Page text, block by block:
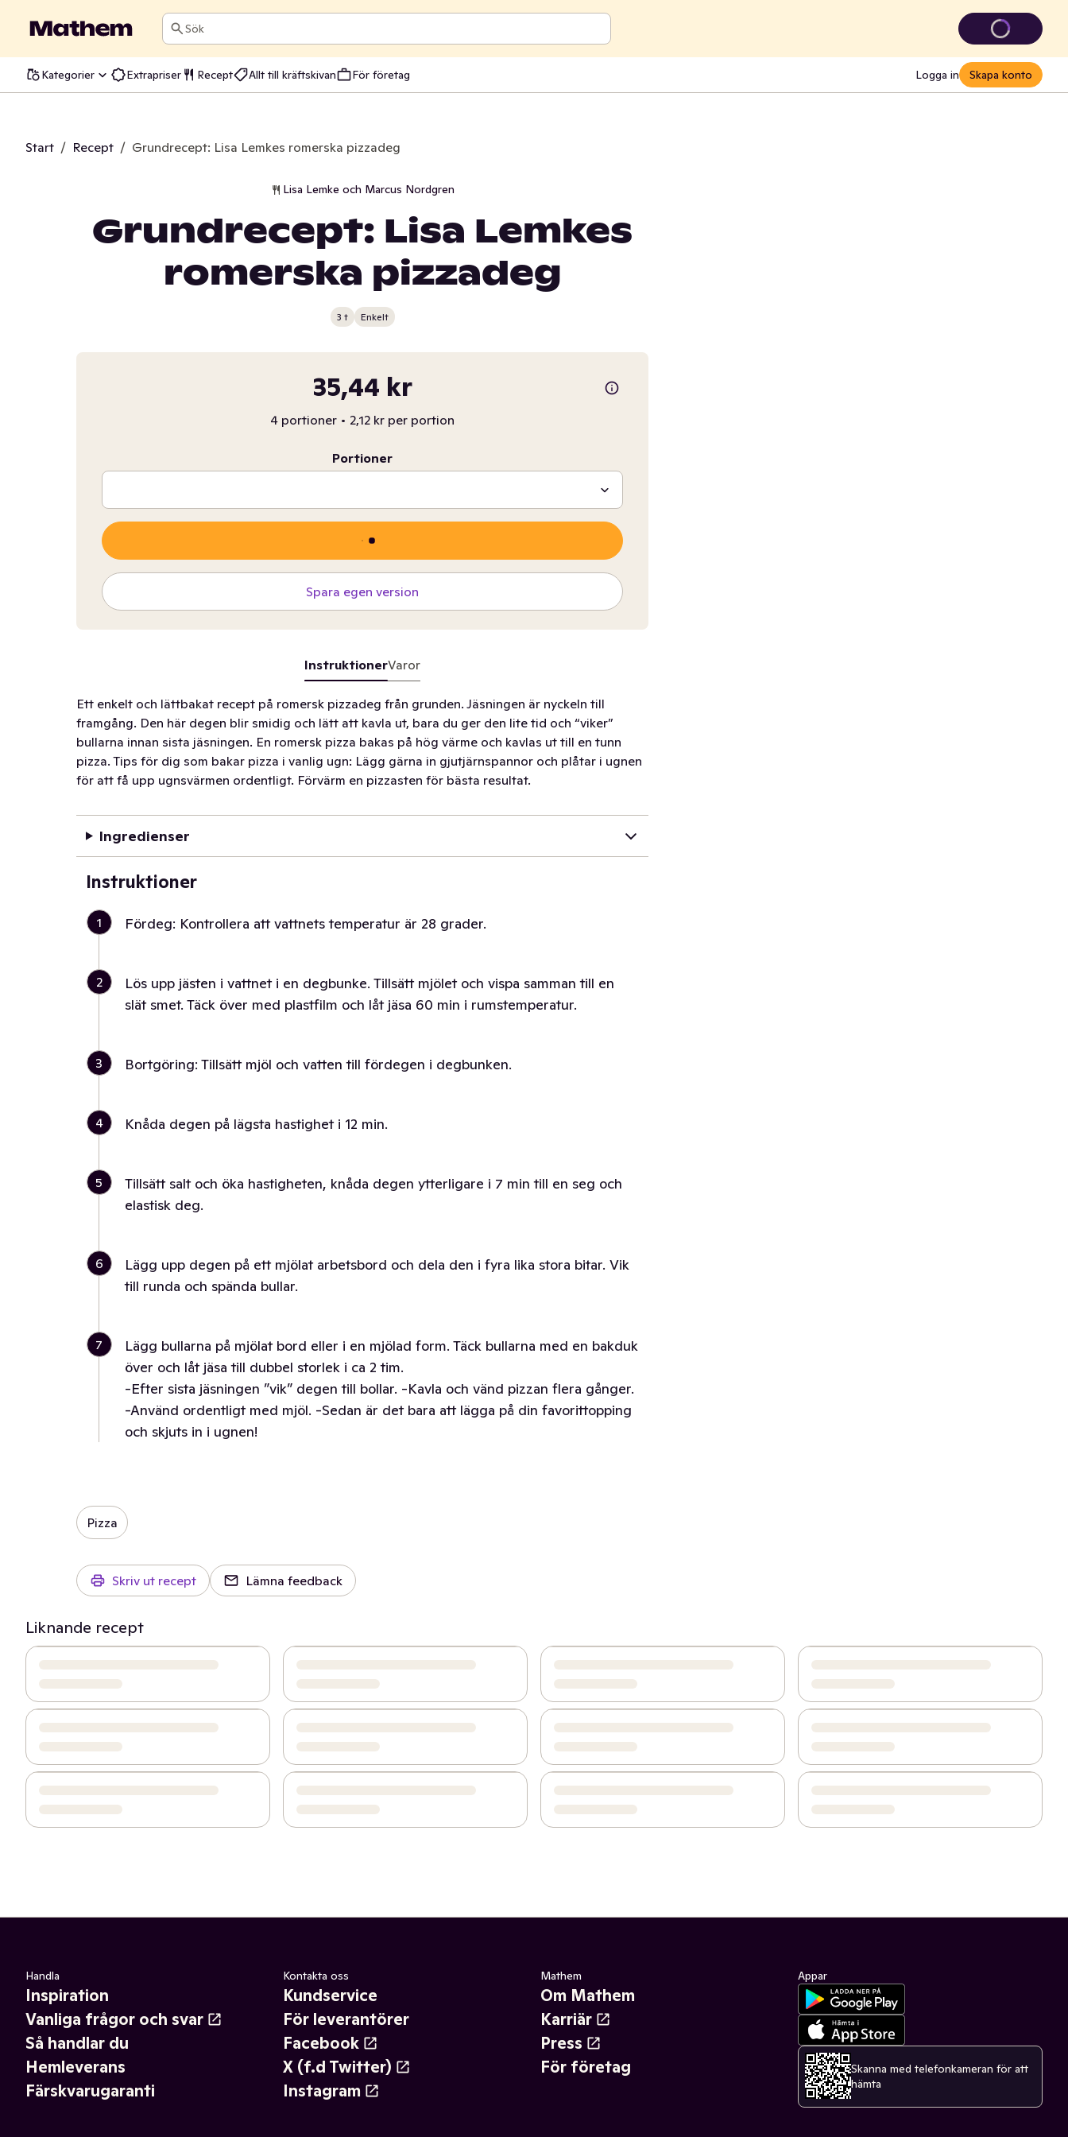
Sök
Kategorier Extrapriser Recept Allt till kräftskivan För företag Logga in Skapa konto
Start / Recept / Grundrecept: Lisa Lemkes romerska pizzadeg
Lisa Lemke och Marcus Nordgren
Grundrecept: Lisa Lemkes
romerska pizzadeg
3 t Enkelt
35,44 kr
4 portioner • 2,12 kr per portion
Portioner
Spara egen version
InstruktionerVaror
Ett enkelt och lättbakat recept på romersk pizzadeg från grunden. Jäsningen är nyckeln till
framgång. Den här degen blir smidig och lätt att kavla ut, bara du ger den lite tid och “viker”
bullarna innan sista jäsningen. En romersk pizza bakas på hög värme och kavlas ut till en tunn
pizza. Tips för dig som bakar pizza i vanlig ugn: Lägg gärna in gjutjärnspannor och plåtar i ugnen
för att få upp ugnsvärmen ordentligt. Förvärm en pizzasten för bästa resultat.
Ingredienser
Instruktioner
1 Fördeg: Kontrollera att vattnets temperatur är 28 grader.
2
Lös upp jästen i vattnet i en degbunke. Tillsätt mjölet och vispa samman till en
slät smet. Täck över med plastfilm och låt jäsa 60 min i rumstemperatur.
3 Bortgöring: Tillsätt mjöl och vatten till fördegen i degbunken.
4 Knåda degen på lägsta hastighet i 12 min.
5
Tillsätt salt och öka hastigheten, knåda degen ytterligare i 7 min till en seg och
elastisk deg.
6
Lägg upp degen på ett mjölat arbetsbord och dela den i fyra lika stora bitar. Vik
till runda och spända bullar.
7
Lägg bullarna på mjölat bord eller i en mjölad form. Täck bullarna med en bakduk
över och låt jäsa till dubbel storlek i ca 2 tim.
-Efter sista jäsningen ”vik” degen till bollar. -Kavla och vänd pizzan flera gånger.
-Använd ordentligt med mjöl. -Sedan är det bara att lägga på din favorittopping
och skjuts in i ugnen!
Pizza
Skriv ut recept Lämna feedback
Liknande recept
Handla
Inspiration
Vanliga frågor och svar
Så handlar du
Hemleverans
Färskvarugaranti
Kontakta oss
Kundservice
För leverantörer
Facebook
X (f.d Twitter)
Instagram
Mathem
Om Mathem
Karriär
Press
För företag
Appar
Skanna med telefonkameran för att
hämta